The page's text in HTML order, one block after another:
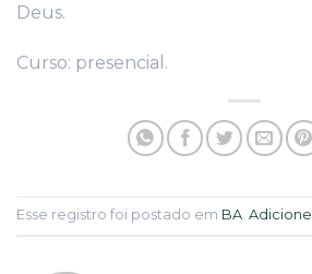
Deus.
Curso: presencial.
Esse registro foi postado em BA.